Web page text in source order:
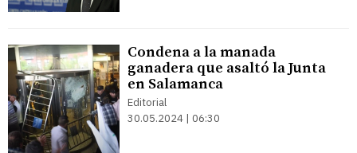
Condena a la manada
ganadera que asaltó la Junta
en Salamanca
Editorial
30.05.2024 | 06:30